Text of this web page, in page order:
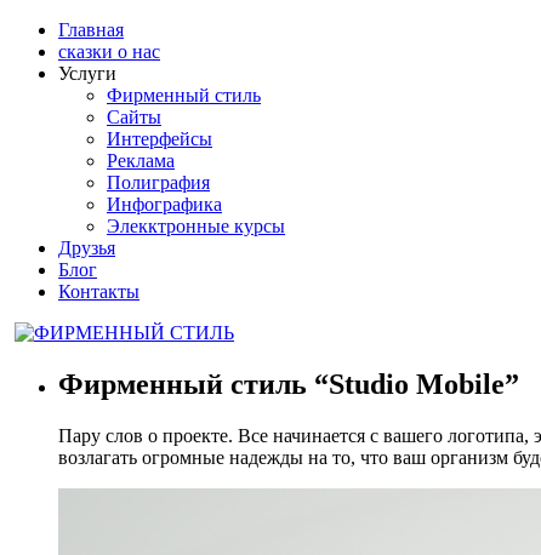
Главная
сказки о нас
Услуги
Фирменный стиль
Сайты
Интерфейсы
Реклама
Полиграфия
Инфографика
Элекктронные курсы
Друзья
Блог
Контакты
Фирменный стиль “Studio Mobile”
Пару слов о проекте. Все начинается с вашего
возлагать огромные надежды на то, что ваш организм